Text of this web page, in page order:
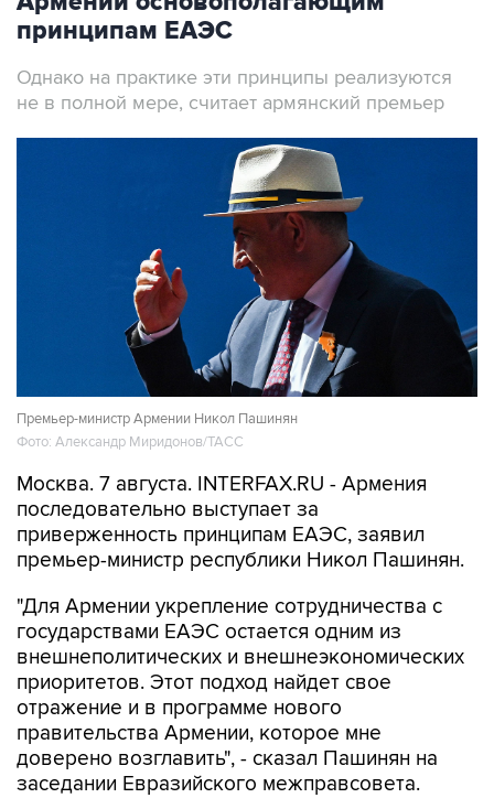
принципам ЕАЭС
Однако на практике эти принципы реализуются
не в полной мере, считает армянский премьер
Премьер-министр Армении Никол Пашинян
Фото: Александр Миридонов/ТАСС
Москва. 7 августа. INTERFAX.RU - Армения
последовательно выступает за
приверженность принципам ЕАЭС, заявил
премьер-министр республики Никол Пашинян.
"Для Армении укрепление сотрудничества с
государствами ЕАЭС остается одним из
внешнеполитических и внешнеэкономических
приоритетов. Этот подход найдет свое
отражение и в программе нового
правительства Армении, которое мне
доверено возглавить", - сказал Пашинян на
заседании Евразийского межправсовета.